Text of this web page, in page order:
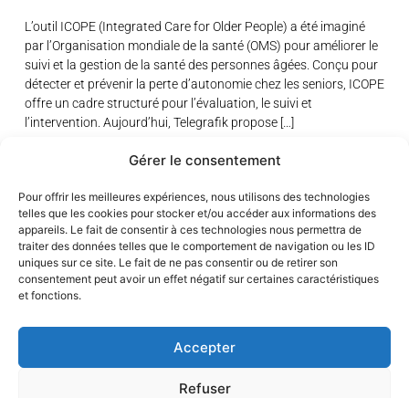
Gérer le consentement
Pour offrir les meilleures expériences, nous utilisons des technologies
telles que les cookies pour stocker et/ou accéder aux informations des
appareils. Le fait de consentir à ces technologies nous permettra de
traiter des données telles que le comportement de navigation ou les ID
uniques sur ce site. Le fait de ne pas consentir ou de retirer son
consentement peut avoir un effet négatif sur certaines caractéristiques
et fonctions.
Accepter
Refuser
L’outil ICOPE (Integrated Care for Older People) a été imaginé
par l’Organisation mondiale de la santé (OMS) pour améliorer le
suivi et la gestion de la santé des personnes âgées. Conçu pour
détecter et prévenir la perte d’autonomie chez les seniors, ICOPE
offre un cadre structuré pour l’évaluation, le suivi et
l’intervention. Aujourd’hui, Telegrafik propose […]
Charger Plus